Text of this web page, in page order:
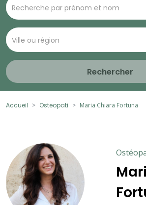
Rechercher
Accueil Osteopati Maria Chiara Fortuna